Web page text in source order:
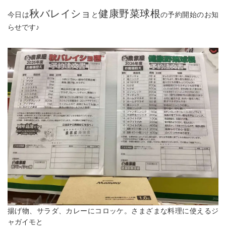
今日は秋バレイショ と健康野菜球根の予約開始のお知
らせです♪
揚げ物、サラダ、カレーにコロッケ。さまざまな料理に使えるジ
ャガイモと